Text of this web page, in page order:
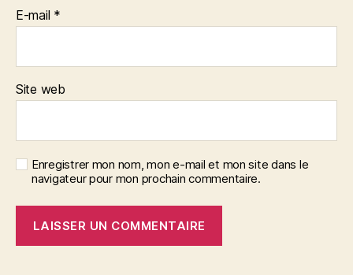
E-mail *
Site web
Enregistrer mon nom, mon e-mail et mon site dans le
navigateur pour mon prochain commentaire.